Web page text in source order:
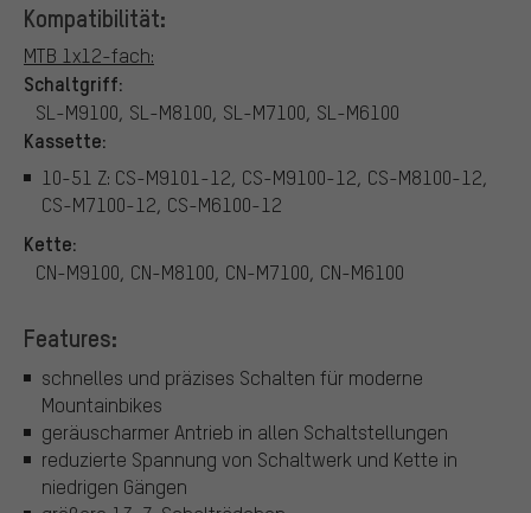
Kompatibilität:
MTB 1x12-fach:
Schaltgriff:
SL-M9100, SL-M8100, SL-M7100, SL-M6100
Kassette:
10-51 Z: CS-M9101-12, CS-M9100-12, CS-M8100-12,
CS-M7100-12, CS-M6100-12
Kette:
CN-M9100, CN-M8100, CN-M7100, CN-M6100
Features:
schnelles und präzises Schalten für moderne
Mountainbikes
geräuscharmer Antrieb in allen Schaltstellungen
reduzierte Spannung von Schaltwerk und Kette in
niedrigen Gängen